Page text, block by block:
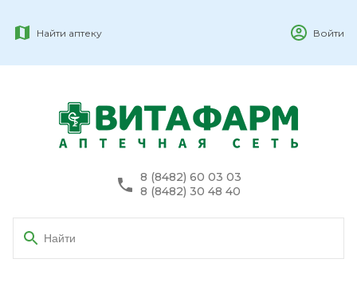
Найти аптеку Войти
8 (8482) 60 03 03
8 (8482) 30 48 40